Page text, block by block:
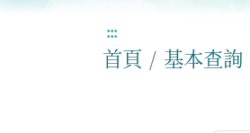
:::
首頁 基本查詢